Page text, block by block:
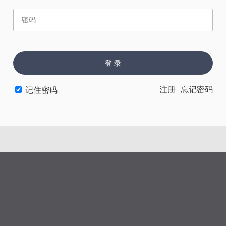
赏 催 票
登 录
记住密码 忘记密码
注册